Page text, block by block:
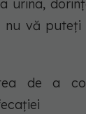
urina,
nu vă puteți
de a